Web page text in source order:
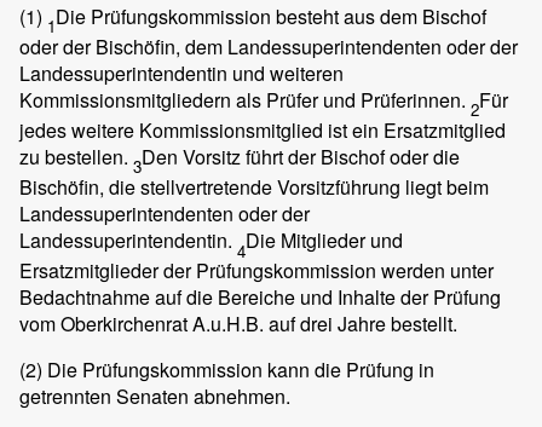
(1) 1Die Prüfungskommission besteht aus dem Bischof
oder der Bischöfin, dem Landessuperintendenten oder der
Landessuperintendentin und weiteren
Kommissionsmitgliedern als Prüfer und Prüferinnen. 2Für
jedes weitere Kommissionsmitglied ist ein Ersatzmitglied
zu bestellen. 3Den Vorsitz führt der Bischof oder die
Bischöfin, die stellvertretende Vorsitzführung liegt beim
Landessuperintendenten oder der
Landessuperintendentin. 4Die Mitglieder und
Ersatzmitglieder der Prüfungskommission werden unter
Bedachtnahme auf die Bereiche und Inhalte der Prüfung
vom Oberkirchenrat A.u.H.B. auf drei Jahre bestellt.
(2) Die Prüfungskommission kann die Prüfung in
getrennten Senaten abnehmen.